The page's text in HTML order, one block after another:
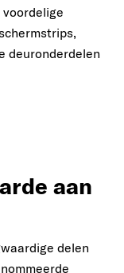
voordelige
deuronderdelen
aan
delen